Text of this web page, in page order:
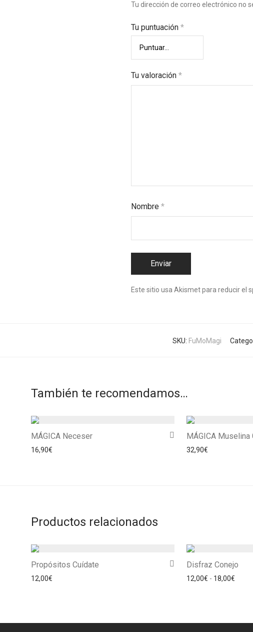
Tu dirección de correo electrónico no
Tu puntuación *
Tu valoración *
Nombre *
Este sitio usa Akismet para reducir el
SKU: FuMoMagi
También te recomendamos…
MÁGICA Neceser
16,90€
MÁGICA Muselina
32,90€
Productos relacionados
Propósitos Cuídate
12,00€
Disfraz Conejo
12,00€ - 18,00€